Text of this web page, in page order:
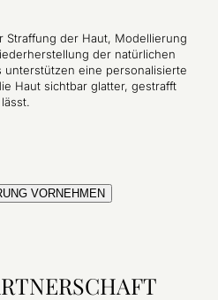
Straffung der Haut, Modellierung
der natürlichen
unterstützen eine personalisierte
Haut sichtbar glatter, gestrafft
VORNEHMEN